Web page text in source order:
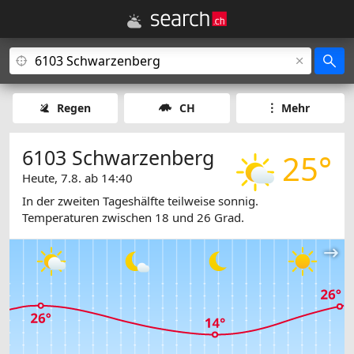
Regen CH Mehr
25°
6103 Schwarzenberg
Heute, 7.8. ab 14:40
In der zweiten Tageshälfte teilweise sonnig.
Temperaturen zwischen 18 und 26 Grad.